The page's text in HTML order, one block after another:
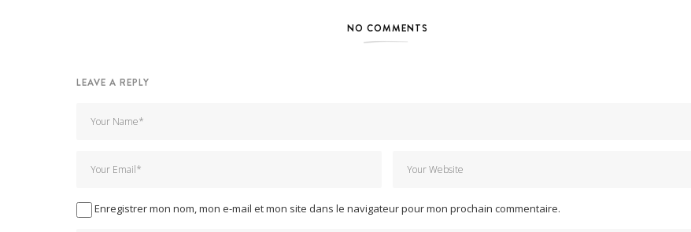
NO COMMENTS
LEAVE A REPLY
Enregistrer mon nom, mon e-mail et mon site dans le navigateur pour mon prochain commentaire.